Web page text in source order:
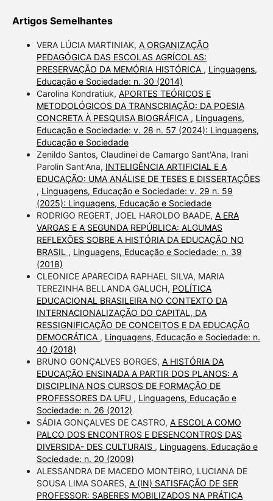
Artigos Semelhantes
VERA LÚCIA MARTINIAK, A ORGANIZAÇÃO
PEDAGÓGICA DAS ESCOLAS AGRÍCOLAS:
PRESERVAÇÃO DA MEMÓRIA HISTÓRICA , Linguagens,
Educação e Sociedade: n. 30 (2014)
Carolina Kondratiuk, APORTES TEÓRICOS E
METODOLÓGICOS DA TRANSCRIAÇÃO: DA POESIA
CONCRETA À PESQUISA BIOGRÁFICA , Linguagens,
Educação e Sociedade: v. 28 n. 57 (2024): Linguagens,
Educação e Sociedade
Zenildo Santos, Claudinei de Camargo Sant'Ana, Irani
Parolin Sant'Ana, INTELIGÊNCIA ARTIFICIAL E A
EDUCAÇÃO: UMA ANÁLISE DE TESES E DISSERTAÇÕES
, Linguagens, Educação e Sociedade: v. 29 n. 59
(2025): Linguagens, Educação e Sociedade
RODRIGO REGERT, JOEL HAROLDO BAADE, A ERA
VARGAS E A SEGUNDA REPÚBLICA: ALGUMAS
REFLEXÕES SOBRE A HISTÓRIA DA EDUCAÇÃO NO
BRASIL , Linguagens, Educação e Sociedade: n. 39
(2018)
CLEONICE APARECIDA RAPHAEL SILVA, MARIA
TEREZINHA BELLANDA GALUCH, POLÍTICA
EDUCACIONAL BRASILEIRA NO CONTEXTO DA
INTERNACIONALIZAÇÃO DO CAPITAL, DA
RESSIGNIFICAÇÃO DE CONCEITOS E DA EDUCAÇÃO
DEMOCRÁTICA , Linguagens, Educação e Sociedade: n.
40 (2018)
BRUNO GONÇALVES BORGES, A HISTÓRIA DA
EDUCAÇÃO ENSINADA A PARTIR DOS PLANOS: A
DISCIPLINA NOS CURSOS DE FORMAÇÃO DE
PROFESSORES DA UFU , Linguagens, Educação e
Sociedade: n. 26 (2012)
SÁDIA GONÇALVES DE CASTRO, A ESCOLA COMO
PALCO DOS ENCONTROS E DESENCONTROS DAS
DIVERSIDA- DES CULTURAIS , Linguagens, Educação e
Sociedade: n. 20 (2009)
ALESSANDRA DE MACEDO MONTEIRO, LUCIANA DE
SOUSA LIMA SOARES, A (IN) SATISFAÇÃO DE SER
PROFESSOR: SABERES MOBILIZADOS NA PRÁTICA